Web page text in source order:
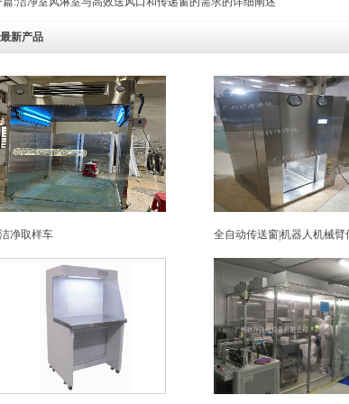
最新产品
洁净取样车 全自动传送窗|机器人机械臂